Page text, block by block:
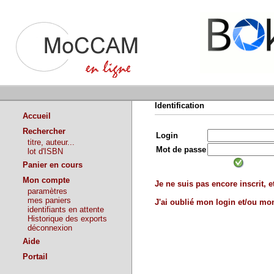
Accueil
Rechercher
titre, auteur...
lot d'ISBN
Panier en cours
Mon compte
paramètres
mes paniers
identifiants en attente
Historique des exports
déconnexion
Aide
Portail
Identification
Login
Mot de passe
Je ne suis pas encore inscrit,
J'ai oublié mon login et/ou